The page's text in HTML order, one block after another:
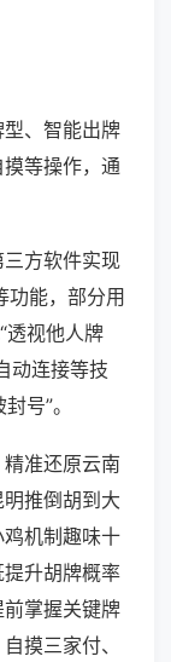
、智能出牌
等操作，通
方软件实现
功能，部分用
透视他人牌
动连接等技
号”。
准还原云南
推倒胡到大
机制趣味十
升胡牌概率
掌握关键牌
摸三家付、